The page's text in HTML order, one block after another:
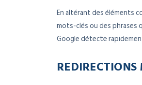
En altérant des éléments
mots-clés ou des phrases
Google détecte